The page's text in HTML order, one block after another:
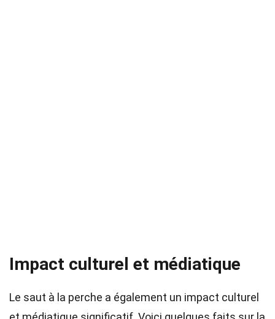
Impact culturel et médiatique
Le saut à la perche a également un impact culturel